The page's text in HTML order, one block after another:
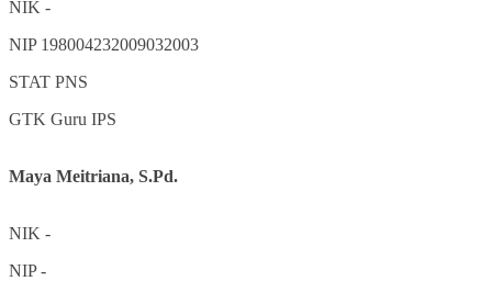
NIK -
NIP 198004232009032003
STAT PNS
GTK Guru IPS
Maya Meitriana, S.Pd.
NIK -
NIP-